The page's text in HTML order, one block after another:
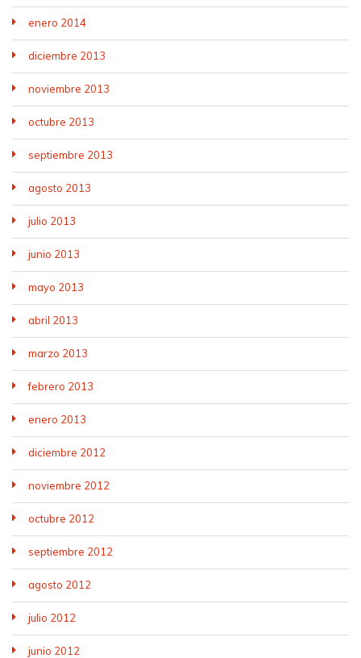
enero 2014
diciembre 2013
noviembre 2013
octubre 2013
septiembre 2013
agosto 2013
julio 2013
junio 2013
mayo 2013
abril 2013
marzo 2013
febrero 2013
enero 2013
diciembre 2012
noviembre 2012
octubre 2012
septiembre 2012
agosto 2012
julio 2012
junio 2012